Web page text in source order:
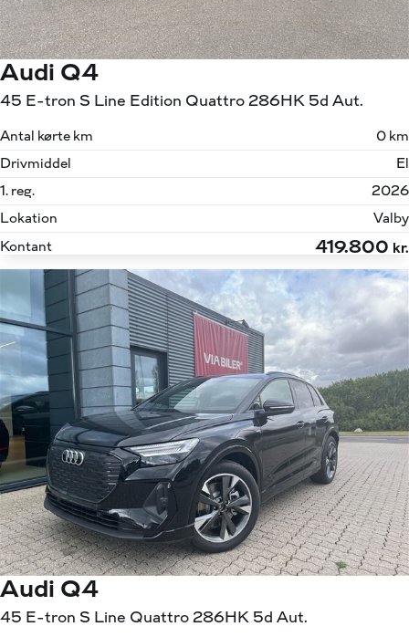
Audi Q4
45 E-tron S Line Edition Quattro 286HK 5d Aut.
Antal kørte km
0 km
Drivmiddel
El
1. reg.
2026
Lokation
Valby
Kontant
419.800 kr.
Audi Q4
45 E-tron S Line Quattro 286HK 5d Aut.